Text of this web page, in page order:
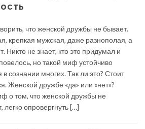
что женской дружбы не бывает.
крепкая мужская, даже разнополая, а
Никто не знает, кто это придумал и
но такой миф устойчиво
в сознании многих. Так ли это? Стоит
Женской дружбе «да» или «нет»?
о том, что женской дружбы не
легко опровергнуть […]